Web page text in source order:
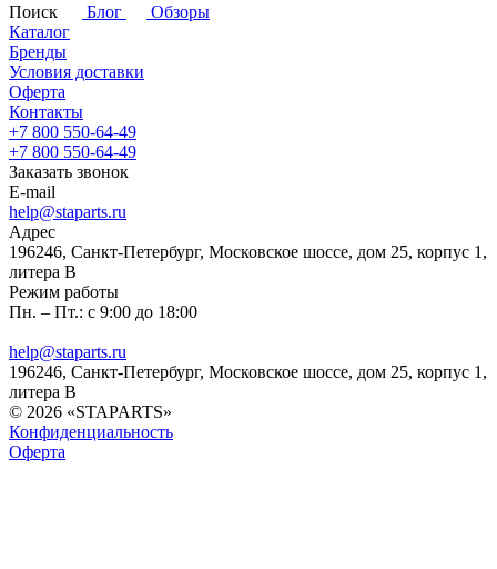
Поиск
Блог
Обзоры
Каталог
Бренды
Условия доставки
Оферта
Контакты
+7 800 550-64-49
+7 800 550-64-49
Заказать звонок
E-mail
help@staparts.ru
Адрес
196246, Санкт-Петербург, Московское шоссе, дом 25, корпус 1,
литера В
Режим работы
Пн. – Пт.: с 9:00 до 18:00
help@staparts.ru
196246, Санкт-Петербург, Московское шоссе, дом 25, корпус 1,
литера В
© 2026 «STAPARTS»
Конфиденциальность
Оферта